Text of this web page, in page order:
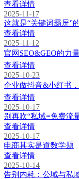
查看详情
2025-11-17
这就是“关键词霸屏”
查看详情
2025-11-12
官网SEO&GEO的力
查看详情
2025-10-23
企业做抖音&小红书
查看详情
2025-10-17
别再吹“私域=免费流
查看详情
2025-10-17
电商其实是道数学题
查看详情
2025-10-14
告别内耗：公域与私